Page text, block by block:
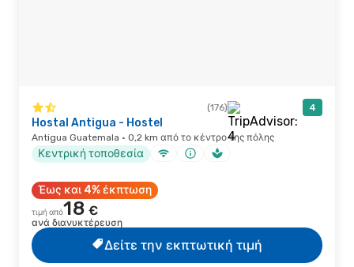
(176) 4
Hostal Antigua - Hostel
Antigua Guatemala · 0,2 km από το κέντρο της πόλης
Κεντρική τοποθεσία
Έως και 4% έκπτωση
τιμή από18 €
ανά διανυκτέρευση
Δείτε την εκπτωτική τιμή